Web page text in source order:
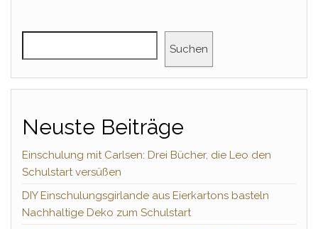
Suchen
Neuste Beiträge
Einschulung mit Carlsen: Drei Bücher, die Leo den
Schulstart versüßen
DIY Einschulungsgirlande aus Eierkartons basteln
Nachhaltige Deko zum Schulstart